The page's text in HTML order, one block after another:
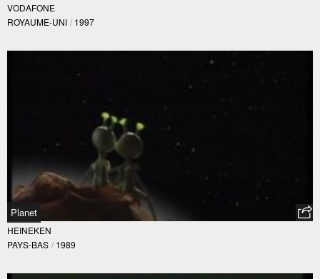
VODAFONE
ROYAUME-UNI / 1997
Planet
HEINEKEN
PAYS-BAS / 1989